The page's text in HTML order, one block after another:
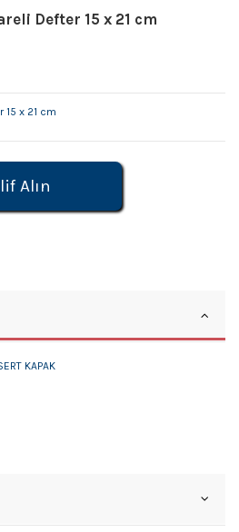
Defter 15 x 21 cm
x 21 cm
Alın
KAPAK